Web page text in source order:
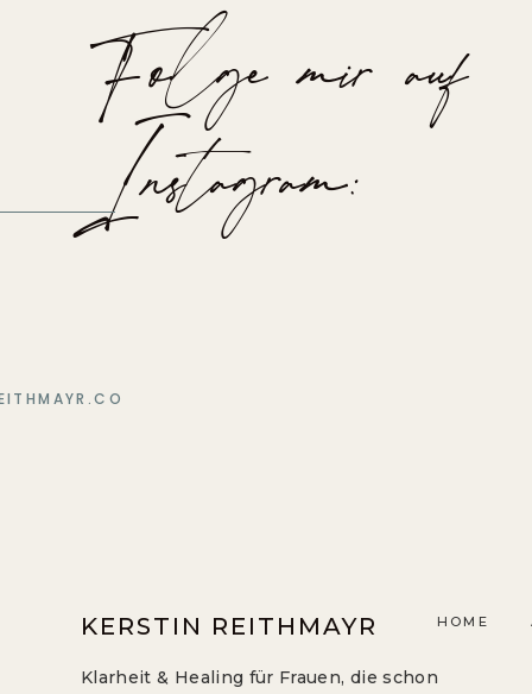
Klarheit & Healing für Frauen, die schon
HOME
KERSTIN REITHMAYR
Folge mir auf
Instagram: